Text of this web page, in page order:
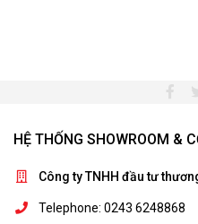
HỆ THỐNG SHOWROOM &
Công ty TNHH đầu tư
Telephone: 0243 6248868